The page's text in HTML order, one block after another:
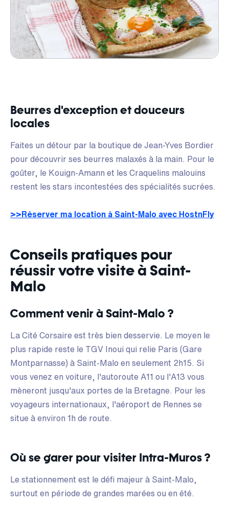
Beurres d'exception et douceurs
locales
Faites un détour par la boutique de Jean-Yves Bordier
pour découvrir ses beurres malaxés à la main. Pour le
goûter, le Kouign-Amann et les Craquelins malouins
restent les stars incontestées des spécialités sucrées.
>>Réserver ma location à Saint-Malo avec HostnFly
Conseils pratiques pour
réussir votre visite à Saint-
Malo
Comment venir à Saint-Malo ?
La Cité Corsaire est très bien desservie. Le moyen le
plus rapide reste le TGV Inoui qui relie Paris (Gare
Montparnasse) à Saint-Malo en seulement 2h15. Si
vous venez en voiture, l'autoroute A11 ou l'A13 vous
mèneront jusqu'aux portes de la Bretagne. Pour les
voyageurs internationaux, l'aéroport de Rennes se
situe à environ 1h de route.
Où se garer pour visiter Intra-Muros ?
Le stationnement est le défi majeur à Saint-Malo,
surtout en période de grandes marées ou en été.